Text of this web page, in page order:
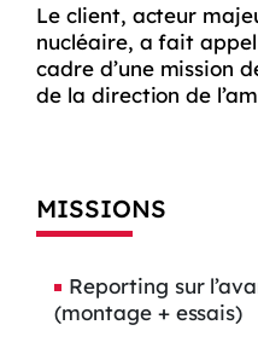
Le client, acteur
nucléaire, a fait
cadre d’une mission
de la direction de
MISSIONS
Reporting sur
(montage + essais)